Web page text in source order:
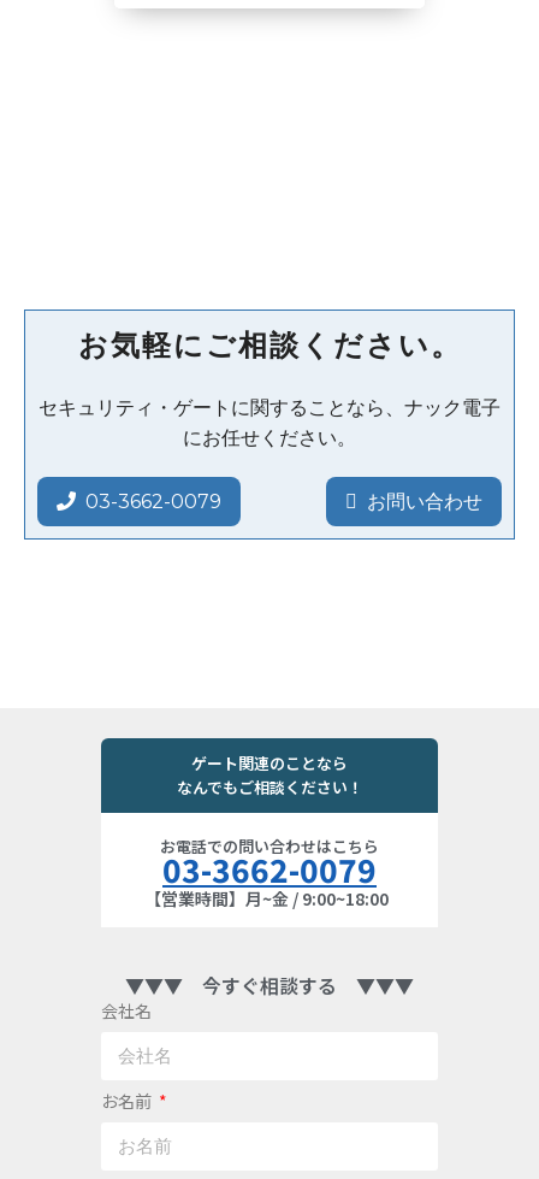
お気軽にご相談ください。
セキュリティ・ゲートに関することなら、ナック電子
にお任せください。
03-3662-0079 お問い合わせ
ゲート関連のことなら
なんでもご相談ください！
お電話での問い合わせはこちら
03-3662-0079
【営業時間】月~金 / 9:00~18:00
▼▼▼ 今すぐ相談する ▼▼▼
会社名
お名前